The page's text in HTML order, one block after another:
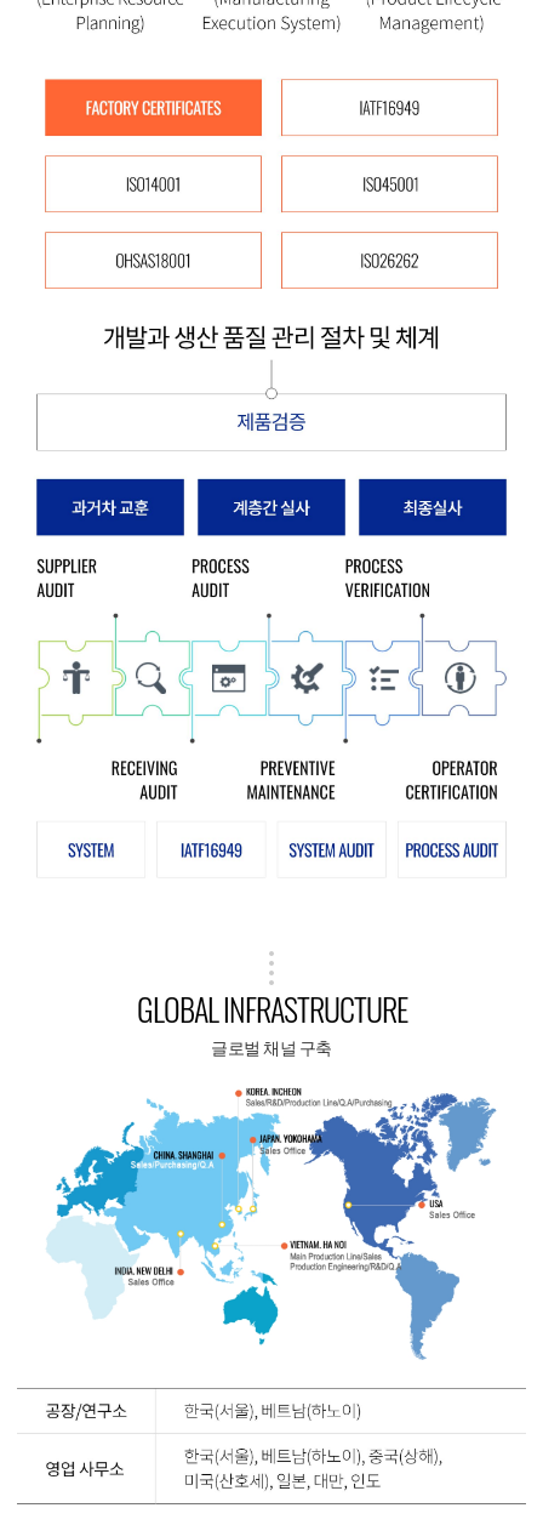
GLOBAL INFRASTRUCTURE
글로벌 채널 구축